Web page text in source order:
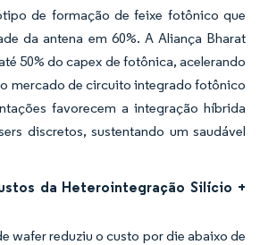
de formação de feixe fotônico que
da antena em 60%. A Aliança Bharat
50% do capex de fotônica, acelerando
mercado de circuito integrado fotônico
favorecem a integração híbrida
discretos, sustentando um saudável
da Heterointegração Silício +
wafer reduziu o custo por die abaixo de